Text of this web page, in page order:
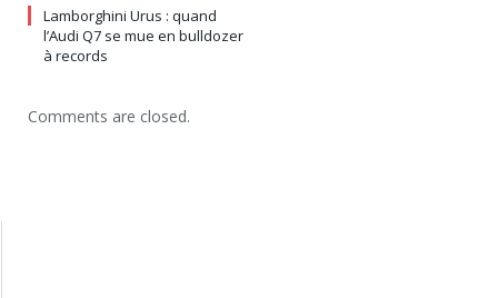
Lamborghini Urus : quand
l’Audi Q7 se mue en bulldozer
à records
Comments are closed.